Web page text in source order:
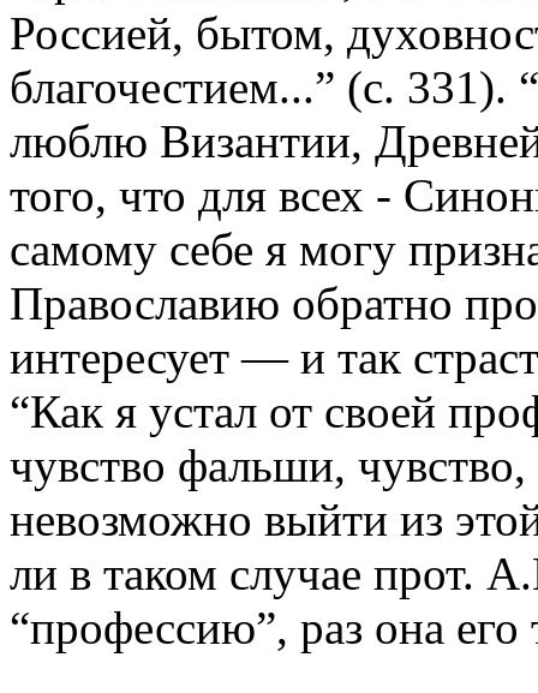
Россией, бытом,
благочестием...” (с.
люблю Византии,
того, что для всех -
самому себе я могу
Православию обратно
интересует — и так
“Как я устал от своей
чувство фальши,
невозможно выйти из
ли в таком случае прот.
“профессию”, раз она его